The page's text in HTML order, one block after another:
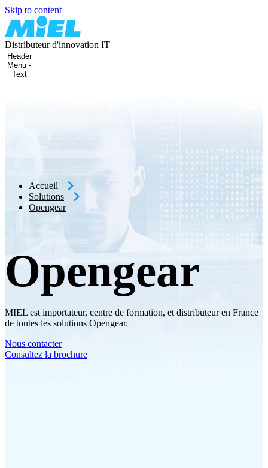
Skip to content
Distributeur d'innovation IT
Header
Menu -
Text
Accueil
Solutions
Opengear
Opengear
MIEL est importateur, centre de formation, et distributeur en France
de toutes les solutions Opengear.
Nous contacter
Consultez la brochure